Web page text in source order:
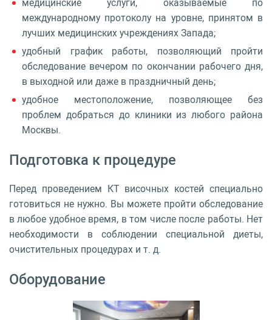
международному протоколу на уровне, принятом в
лучших медицинских учреждениях Запада;
удобный график работы, позволяющий пройти
обследование вечером по окончании рабочего дня,
в выходной или даже в праздничный день;
удобное местоположение, позволяющее без
проблем добраться до клиники из любого района
Москвы.
Подготовка к процедуре
Перед проведением КТ височных костей специально
готовиться не нужно. Вы можете пройти обследование
в любое удобное время, в том числе после работы. Нет
необходимости в соблюдении специальной диеты,
очистительных процедурах и т. д.
Оборудование